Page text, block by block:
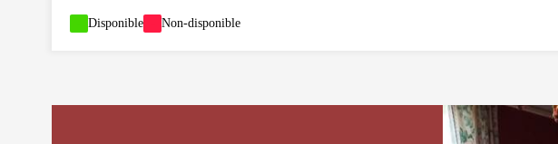
Disponible Non-disponible